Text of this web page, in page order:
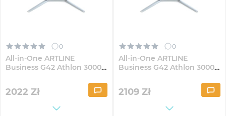
0
All-in-One ARTLINE
Business G42 Athlon 3000G
2022 Zł
0
All-in-One ARTLINE
Business G42 Athlon 3000G
2109 Zł